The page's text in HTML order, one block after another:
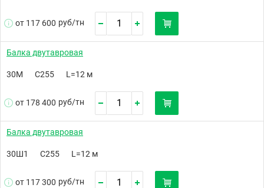
от 117 600 руб/тн
Балка двутавровая
30М С255 L=12 м
от 178 400 руб/тн
Балка двутавровая
30Ш1 С255 L=12 м
от 117 300 руб/тн